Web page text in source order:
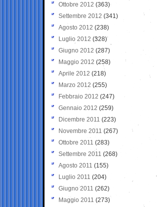
Ottobre 2012 (363)
Settembre 2012 (341)
Agosto 2012 (238)
Luglio 2012 (328)
Giugno 2012 (287)
Maggio 2012 (258)
Aprile 2012 (218)
Marzo 2012 (255)
Febbraio 2012 (247)
Gennaio 2012 (259)
Dicembre 2011 (223)
Novembre 2011 (267)
Ottobre 2011 (283)
Settembre 2011 (268)
Agosto 2011 (155)
Luglio 2011 (204)
Giugno 2011 (262)
Maggio 2011 (273)